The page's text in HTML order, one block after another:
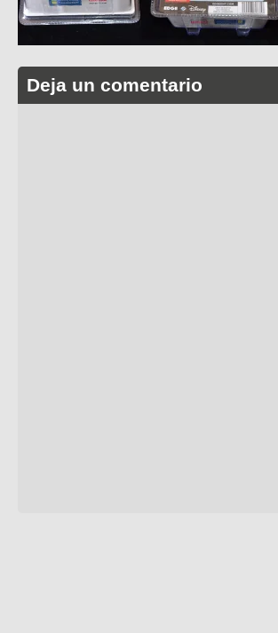
Deja un comentario